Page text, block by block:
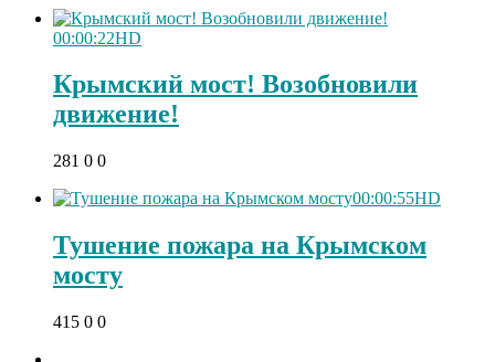
00:00:22HD
Крымский мост! Возобновили
движение!
281 0 0
00:00:55HD
Тушение пожара на Крымском
мосту
415 0 0